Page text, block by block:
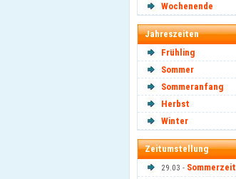
Wochenende
Jahreszeiten
Frühling
Sommer
Sommeranfang
Herbst
Winter
Zeitumstellung
29.03 - Sommerzeit